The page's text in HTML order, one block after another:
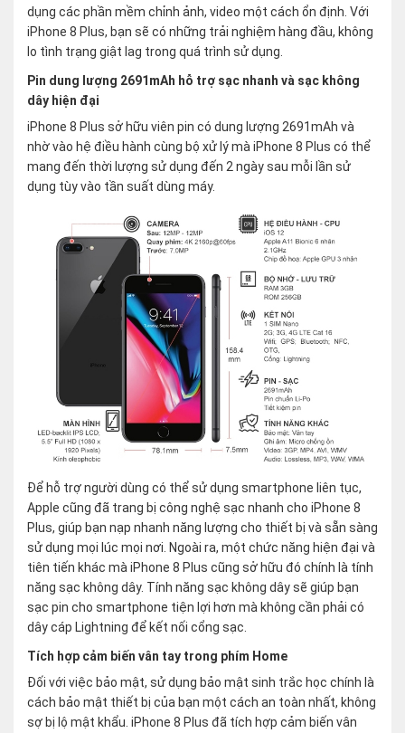
dụng các phần mềm chỉnh ảnh, video một cách ổn định. Với
iPhone 8 Plus, bạn sẽ có những trải nghiệm hàng đầu, không
lo tình trạng giật lag trong quá trình sử dụng.
Pin dung lượng 2691mAh hỗ trợ sạc nhanh và sạc không
dây hiện đại
iPhone 8 Plus sở hữu viên pin có dung lượng 2691mAh và
nhờ vào hệ điều hành cùng bộ xử lý mà iPhone 8 Plus có thể
mang đến thời lượng sử dụng đến 2 ngày sau mỗi lần sử
dụng tùy vào tần suất dùng máy.
Để hỗ trợ người dùng có thể sử dụng smartphone liên tục,
Apple cũng đã trang bị công nghệ sạc nhanh cho iPhone 8
Plus, giúp bạn nạp nhanh năng lượng cho thiết bị và sẵn sàng
sử dụng mọi lúc mọi nơi. Ngoài ra, một chức năng hiện đại và
tiên tiến khác mà iPhone 8 Plus cũng sở hữu đó chính là tính
năng sạc không dây. Tính năng sạc không dây sẽ giúp bạn
sạc pin cho smartphone tiện lợi hơn mà không cần phải có
dây cáp Lightning để kết nối cổng sạc.
Tích hợp cảm biến vân tay trong phím Home
Đối với việc bảo mật, sử dụng bảo mật sinh trắc học chính là
cách bảo mật thiết bị của bạn một cách an toàn nhất, không
sợ bị lộ mật khẩu. iPhone 8 Plus đã tích hợp cảm biến vân